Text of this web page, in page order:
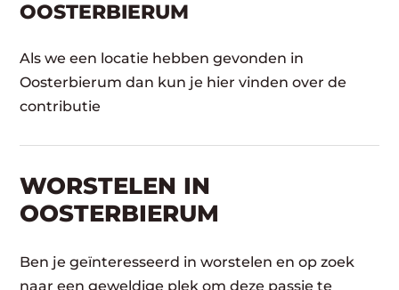
OOSTERBIERUM
Als we een locatie hebben gevonden in
Oosterbierum dan kun je hier vinden over de
contributie
WORSTELEN​ IN
OOSTERBIERUM
Ben je geïnteresseerd in worstelen en op zoek
naar een geweldige plek om deze passie te